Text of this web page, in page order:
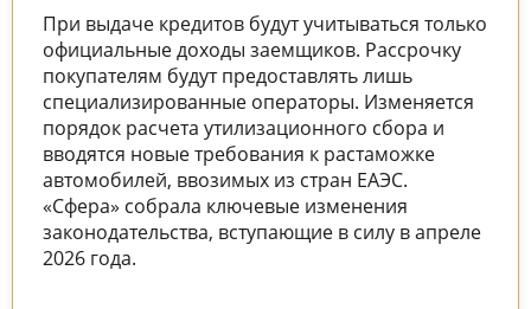
При выдаче кредитов будут учитываться только
официальные доходы заемщиков. Рассрочку
покупателям будут предоставлять лишь
специализированные операторы. Изменяется
порядок расчета утилизационного сбора и
вводятся новые требования к растаможке
автомобилей, ввозимых из стран ЕАЭС.
«Сфера» собрала ключевые изменения
законодательства, вступающие в силу в апреле
2026 года.